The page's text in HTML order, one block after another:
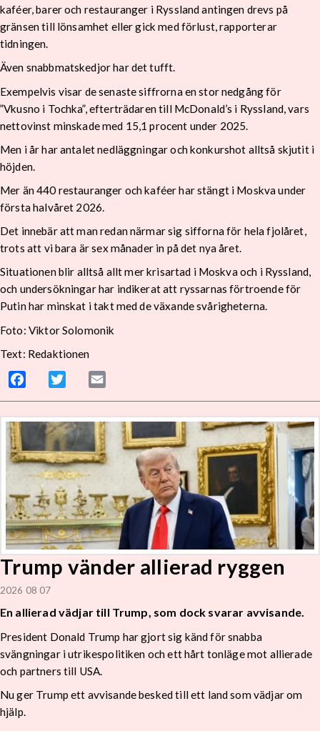
kaféer, barer och restauranger i Ryssland antingen drevs på
gränsen till lönsamhet eller gick med förlust, rapporterar
tidningen.
Även snabbmatskedjor har det tufft.
Exempelvis visar de senaste siffrorna en stor nedgång för
”Vkusno i Tochka”, efterträdaren till McDonald’s i Ryssland, vars
nettovinst minskade med 15,1 procent under 2025.
Men i år har antalet nedläggningar och konkurshot alltså skjutit i
höjden.
Mer än 440 restauranger och kaféer har stängt i Moskva under
första halvåret 2026.
Det innebär att man redan närmar sig sifforna för hela fjolåret,
trots att vi bara är sex månader in på det nya året.
Situationen blir alltså allt mer krisartad i Moskva och i Ryssland,
och undersökningar har indikerat att ryssarnas förtroende för
Putin har minskat i takt med de växande svårigheterna.
Foto: Viktor Solomonik
Text: Redaktionen
Facebook Twitter
Trump vänder allierad ryggen
2026 08 07
En allierad vädjar till Trump, som dock svarar avvisande.
President Donald Trump har gjort sig känd för snabba
svängningar i utrikespolitiken och ett hårt tonläge mot allierade
och partners till USA.
Nu ger Trump ett avvisande besked till ett land som vädjar om
hjälp.